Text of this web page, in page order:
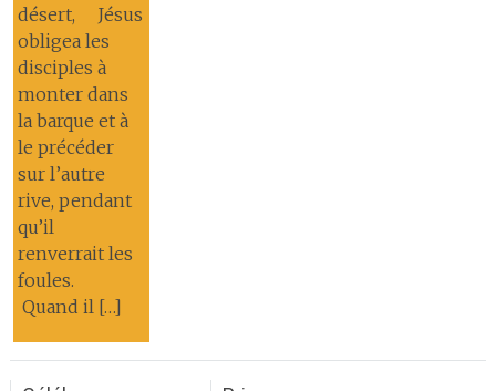
désert, Jésus
obligea les
disciples à
monter dans
la barque et à
le précéder
sur l’autre
rive, pendant
qu’il
renverrait les
foules.
Quand il […]